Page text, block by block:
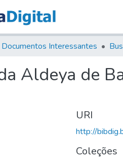
Documentos Interessantes
Aldeya de
URI
http://
Coleções